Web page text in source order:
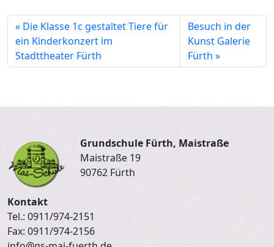
Die Klasse 1c gestaltet Tiere für
ein Kinderkonzert im
Stadttheater Fürth
Besuch in der
Kunst Galerie
Fürth
Grundschule Fürth, Maistraße
Maistraße 19
90762 Fürth
Kontakt
Tel.: 0911/974-2151
Fax: 0911/974-2156